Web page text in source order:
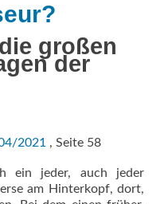
großen
der
2021 , Seite 58
ein jeder, auch jeder
am Hinterkopf, dort,